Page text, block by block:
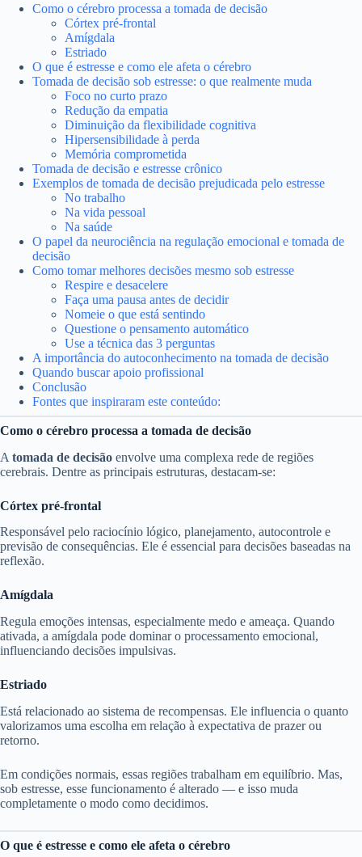
Como o cérebro processa a tomada de decisão
Córtex pré-frontal
Amígdala
Estriado
O que é estresse e como ele afeta o cérebro
Tomada de decisão sob estresse: o que realmente muda
Foco no curto prazo
Redução da empatia
Diminuição da flexibilidade cognitiva
Hipersensibilidade à perda
Memória comprometida
Tomada de decisão e estresse crônico
Exemplos de tomada de decisão prejudicada pelo estresse
No trabalho
Na vida pessoal
Na saúde
O papel da neurociência na regulação emocional e tomada de
decisão
Como tomar melhores decisões mesmo sob estresse
Respire e desacelere
Faça uma pausa antes de decidir
Nomeie o que está sentindo
Questione o pensamento automático
Use a técnica das 3 perguntas
A importância do autoconhecimento na tomada de decisão
Quando buscar apoio profissional
Conclusão
Fontes que inspiraram este conteúdo:
Como o cérebro processa a tomada de decisão
A tomada de decisão envolve uma complexa rede de regiões
cerebrais. Dentre as principais estruturas, destacam-se:
Córtex pré-frontal
Responsável pelo raciocínio lógico, planejamento, autocontrole e
previsão de consequências. Ele é essencial para decisões baseadas na
reflexão.
Amígdala
Regula emoções intensas, especialmente medo e ameaça. Quando
ativada, a amígdala pode dominar o processamento emocional,
influenciando decisões impulsivas.
Estriado
Está relacionado ao sistema de recompensas. Ele influencia o quanto
valorizamos uma escolha em relação à expectativa de prazer ou
retorno.
Em condições normais, essas regiões trabalham em equilíbrio. Mas,
sob estresse, esse funcionamento é alterado — e isso muda
completamente o modo como decidimos.
O que é estresse e como ele afeta o cérebro